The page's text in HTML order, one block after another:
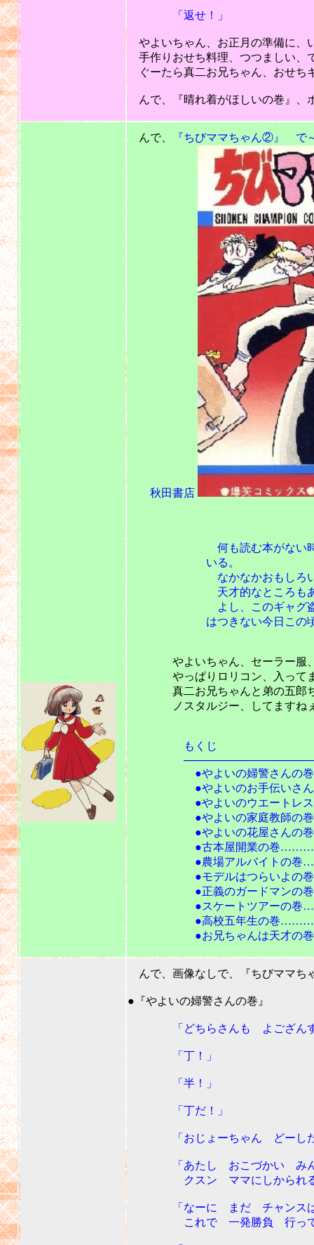
「返せ！」
やよいちゃん、お正月の準備に、
手作りおせち料理、つつましい、
ぐーたら真二お兄ちゃん、おせち
んで、『晴れ着がほしいの巻』、
んで、
『ちびママちゃん②』 で
秋田書店
何も読む本がない時は、
いる。
なかなかおもしろい
天才的なところもあ
よし、このギャグ盗作し
はつきない今日この頃
やよいちゃん、セーラー服、
やっぱりロリコン、入ってま
真二お兄ちゃんと弟の五郎ち
ノスタルジー、してますね
もくじ
●やよいの婦警さんの
●やよいのお手伝いさ
●やよいのウエートレ
●やよいの家庭教師の
●やよいの花屋さんの
●古本屋開業の巻
●農場アルバイトの巻
●モデルはつらいよの
●正義のガードマンの
●スケートツアーの巻
●高校五年生の巻
●お兄ちゃんは天才の
んで、画像なしで、『ちびママち
●『やよいの婦警さんの巻』
「どちらさんも よござんす
「丁！」
「半！」
「丁だ！」
「おじょーちゃん どーした
「あたし おこづかい みんな
クスン ママにしかられ
「なーに まだ チャンスは
これで 一発勝負 行って